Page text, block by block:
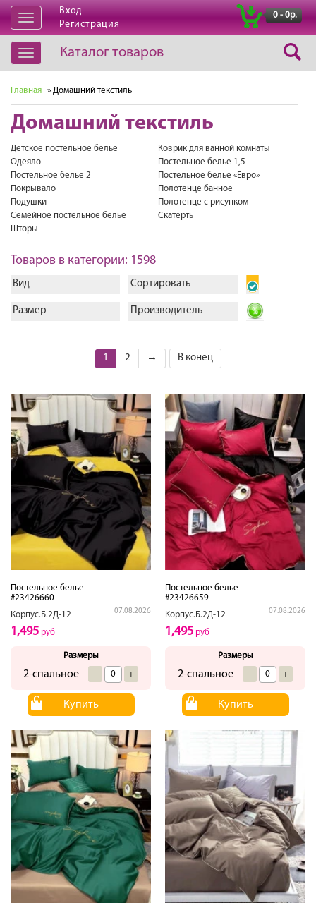
Открыть
навигацию
Вход
Регистрация
0 - 0р.
Открыть
навигацию
Каталог товаров
Главная » Домашний текстиль
Домашний текстиль
Детское постельное белье
Коврик для ванной комнаты
Одеяло
Постельное белье 1,5
Постельное белье 2
Постельное белье «Евро»
Покрывало
Полотенце банное
Подушки
Полотенце с рисунком
Семейное постельное белье
Скатерть
Шторы
Товаров в категории: 1598
Вид Сортировать
Размер Производитель
1 2 → В конец
Постельное белье
#23426660
Корпус.Б.2Д-12
07.08.2026
1,495 руб
Размеры
2-спальное - +
Купить
Постельное белье
#23426659
Корпус.Б.2Д-12
07.08.2026
1,495 руб
Размеры
2-спальное - +
Купить